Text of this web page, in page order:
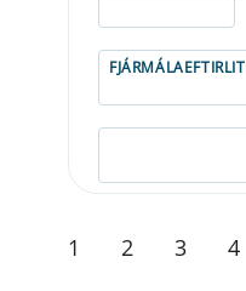
FJÁRMÁLAEFTIRLIT
1 2 3 4